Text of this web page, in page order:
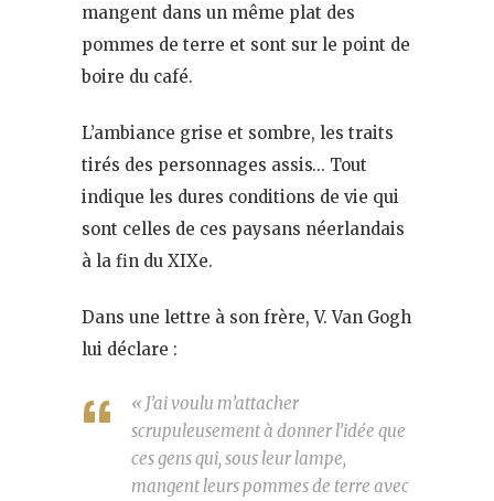
mangent dans un même plat des
pommes de terre et sont sur le point de
boire du café.
L’ambiance grise et sombre, les traits
tirés des personnages assis… Tout
indique les dures conditions de vie qui
sont celles de ces paysans néerlandais
à la fin du XIXe.
Dans une lettre à son frère, V. Van Gogh
lui déclare :
« J’ai voulu m’attacher
scrupuleusement à donner l’idée que
ces gens qui, sous leur lampe,
mangent leurs pommes de terre avec